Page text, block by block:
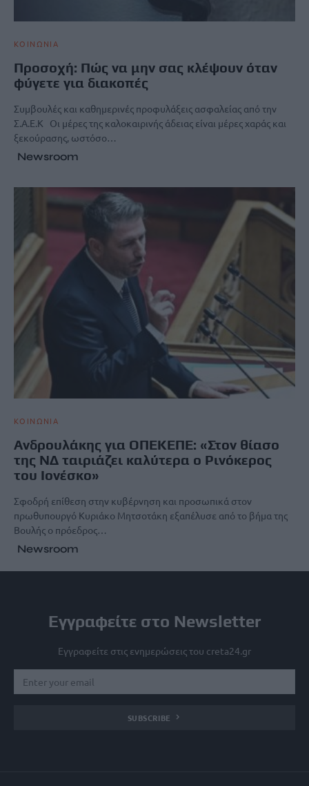
ΚΟΙΝΩΝΙΑ
Προσοχή: Πώς να μην σας κλέψουν όταν
φύγετε για διακοπές
Συμβουλές και καθημερινές προφυλάξεις ασφαλείας από την
Σ.Α.Ε.Κ Οι μέρες της καλοκαιρινής άδειας είναι μέρες χαράς και
ξεκούρασης, ωστόσο…
Newsroom
ΚΟΙΝΩΝΙΑ
Ανδρουλάκης για ΟΠΕΚΕΠΕ: «Στον θίασο
της ΝΔ ταιριάζει καλύτερα ο Ρινόκερος
του Ιονέσκο»
Σφοδρή επίθεση στην κυβέρνηση και προσωπικά στον
πρωθυπουργό Κυριάκο Μητσοτάκη εξαπέλυσε από το βήμα της
Βουλής ο πρόεδρος…
Newsroom
Εγγραφείτε στο Newsletter
Εγγραφείτε στις ενημερώσεις του creta24.gr
SUBSCRIBE